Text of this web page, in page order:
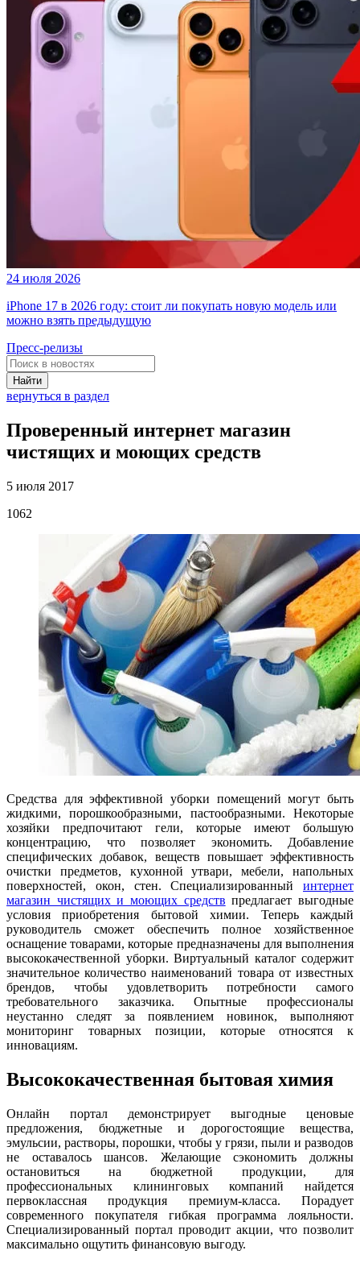
24 июля 2026
iPhone 17 в 2026 году: стоит ли покупать новую модель или
можно взять предыдущую
Пресс-релизы
Найти
вернуться в раздел
Проверенный интернет магазин
чистящих и моющих средств
5 июля 2017
1062
Средства для эффективной уборки помещений могут быть
жидкими, порошкообразными, пастообразными. Некоторые
хозяйки предпочитают гели, которые имеют большую
концентрацию, что позволяет экономить. Добавление
специфических добавок, веществ повышает эффективность
очистки предметов, кухонной утвари, мебели, напольных
поверхностей, окон, стен. Специализированный интернет
магазин чистящих и моющих средств предлагает выгодные
условия приобретения бытовой химии. Теперь каждый
руководитель сможет обеспечить полное хозяйственное
оснащение товарами, которые предназначены для выполнения
высококачественной уборки. Виртуальный каталог содержит
значительное количество наименований товара от известных
брендов, чтобы удовлетворить потребности самого
требовательного заказчика. Опытные профессионалы
неустанно следят за появлением новинок, выполняют
мониторинг товарных позиции, которые относятся к
инновациям.
Высококачественная бытовая химия
Онлайн портал демонстрирует выгодные ценовые
предложения, бюджетные и дорогостоящие вещества,
эмульсии, растворы, порошки, чтобы у грязи, пыли и разводов
не оставалось шансов. Желающие сэкономить должны
остановиться на бюджетной продукции, для
профессиональных клининговых компаний найдется
первоклассная продукция премиум-класса. Порадует
современного покупателя гибкая программа лояльности.
Специализированный портал проводит акции, что позволит
максимально ощутить финансовую выгоду.